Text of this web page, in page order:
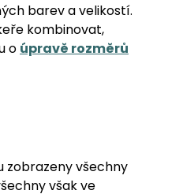
barev a velikostí.
kombinovat,
o úpravě rozměrů
zobrazeny všechny
však ve